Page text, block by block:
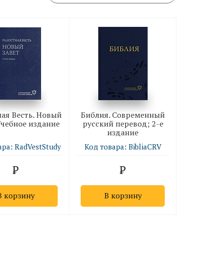
Весть. Новый
издание
RadVestStudy
корзину
Библия. Современный
русский перевод; 2-е
издание
Код товара: BibliaCRV
В корзину